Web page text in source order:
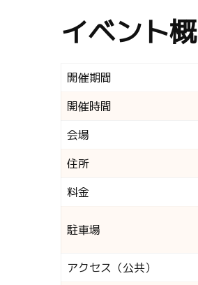
イベント
開催期間
開催時間
会場
住所
料金
駐車場
アクセス（公共）